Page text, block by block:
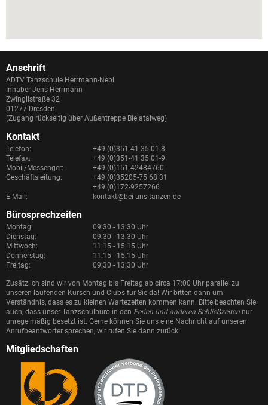
Anschrift
ADTV Tanzschule Herrmann-Nebl
Inhaber Jens Herrmann
Zwinglistraße 32
01277 Dresden
(Zugang rückseitig über Außentreppe Bielatalweg)
Kontakt
Telefon:
+49 (0)351-41 35 01-8
Telefax:
+49 (0)351-41 35 01-9
Mobil/Messenger:
+49 (0)151-42484760
Geschäftsleitung:
+49 (0)35205-75 68 31
+49 (0)172-9257266
E-Mail:
kontakt@bei-uns-tanzen.de
Bürosprechzeiten
Montag:
09:30 - 13:30 Uhr
Dienstag:
09:30 - 13:30 Uhr
Mittwoch:
11:15 - 15:15 Uhr
Donnerstag:
11:15 - 15:15 Uhr
Freitag:
09:30 - 13:30 Uhr
Zusätzlich sind wir von Montag bis Freitag ab circa 17:00 Uhr parallel zu
unseren laufenden Kursen und Clubs für Sie da! Wir bitten dann um
Verständnis, dass es zu kleinen Wartezeiten kommen kann. Bitte beachten Sie
auch, dass unser Tanzschulbüro in den Ferien und anderen Schließzeiten nur
unregelmäßig besetzt ist. Gerne können Sie uns eine Nachricht auf unseren
Anrufbeantworter sprechen, wir rufen Sie dann zurück!
Mitgliedschaften